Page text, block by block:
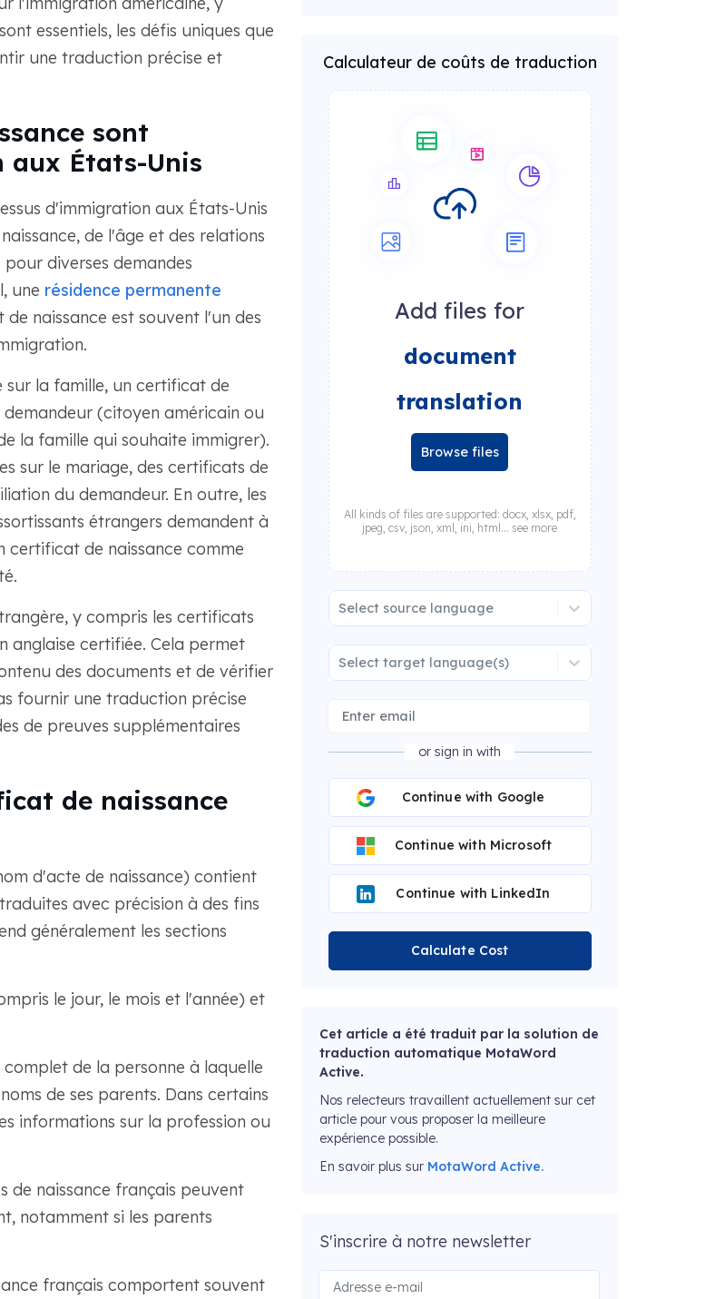
essentiels, les défis uniques que
une traduction précise et
sont
États-Unis
d'immigration aux États-Unis
de l'âge et des relations
diverses demandes
une résidence permanente
naissance est souvent l'un des
sur la famille, un certificat de
(citoyen américain ou
la famille qui souhaite immigrer).
sur le mariage, des certificats de
du demandeur. En outre, les
étrangers demandent à
certificat de naissance comme
y compris les certificats
anglaise certifiée. Cela permet
des documents et de vérifier
fournir une traduction précise
de preuves supplémentaires
de naissance
d'acte de naissance) contient
avec précision à des fins
généralement les sections
le jour, le mois et l'année) et
de la personne à laquelle
de ses parents. Dans certains
informations sur la profession ou
de naissance français peuvent
notamment si les parents
français comportent souvent
Calculateur de coûts de traduction
Add files for
document
translation
Browse files
All kinds of files are supported: docx, xlsx, pdf,
jpeg, csv, json, xml, ini, html... see more
Select source language
Select target language(s)
or sign in with
Continue with Google
Continue with Microsoft
Continue with LinkedIn
Calculate Cost
Cet article a été traduit par la solution de
traduction automatique MotaWord
Active.
Nos relecteurs travaillent actuellement sur cet
article pour vous proposer la meilleure
expérience possible.
En savoir plus sur MotaWord Active.
S'inscrire à notre newsletter